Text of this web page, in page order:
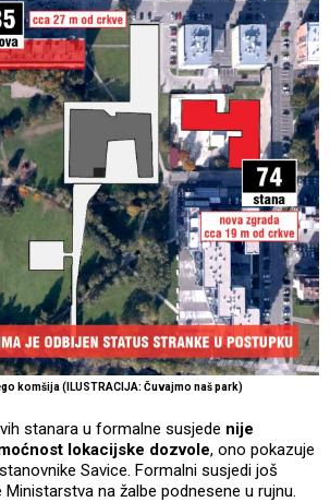
komšija (ILUSTRACIJA: Čuvajmo naš park)
stanara u formalne susjede nije
lokacijske dozvole, ono pokazuje
Savice. Formalni susjedi još
Ministarstva na žalbe podnesene u rujnu.